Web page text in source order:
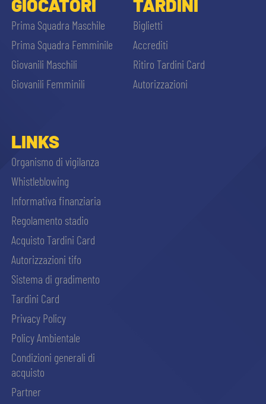
GIOCATORI
Prima Squadra Maschile
Prima Squadra Femminile
Giovanili Maschili
Giovanili Femminili
TARDINI
Biglietti
Accrediti
Ritiro Tardini Card
Autorizzazioni
LINKS
Organismo di vigilanza
Whistleblowing
Informativa finanziaria
Regolamento stadio
Acquisto Tardini Card
Autorizzazioni tifo
Sistema di gradimento
Tardini Card
Privacy Policy
Policy Ambientale
Condizioni generali di
acquisto
Partner